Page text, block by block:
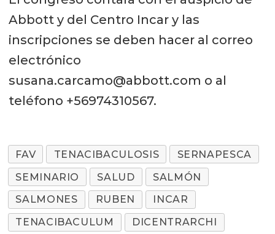
Abbott y del Centro Incar y las
inscripciones se deben hacer al correo
electrónico
susana.carcamo@abbott.com o al
teléfono +56974310567.
FAV TENACIBACULOSIS
SERNAPESCA
SEMINARIO
SALUD
SALMÓN
SALMONES
RUBEN
INCAR
TENACIBACULUM
DICENTRARCHI